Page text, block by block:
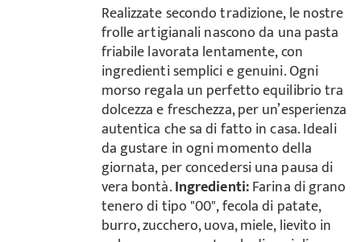
Realizzate secondo tradizione, le nostre
frolle artigianali nascono da una pasta
friabile lavorata lentamente, con
ingredienti semplici e genuini. Ogni
morso regala un perfetto equilibrio tra
dolcezza e freschezza, per un’esperienza
autentica che sa di fatto in casa. Ideali
da gustare in ogni momento della
giornata, per concedersi una pausa di
vera bontà.Ingredienti:Farina di grano
tenero di tipo "00", fecola di patate,
burro, zucchero, uova, miele, lievito in